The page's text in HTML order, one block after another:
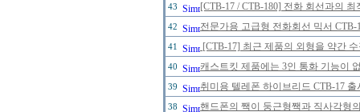
43 [CTB-17 / CTB-180] 전화 회선과의
42 전문가용 고급형 전화회선 믹서
41 [CTB-17] 최근 제품의 외형을 약간
40 캐스트킷 제품에는 3인 통화 기능이
39 취미용 텔레폰 하이브리드 CTB-17
38 핸드폰의 짹이 둥근형짹과 직사각형